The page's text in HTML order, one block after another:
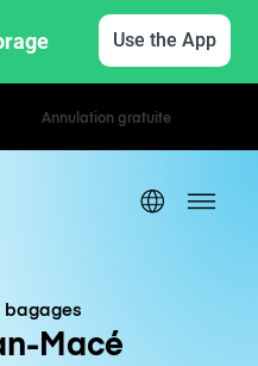
Use the App
journaliers
bagages
Macé